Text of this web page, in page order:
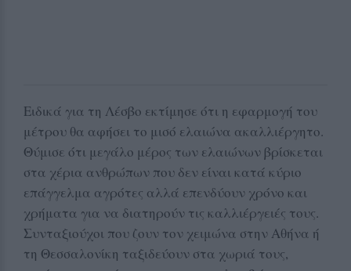
Ειδικά για τη Λέσβο εκτίμησε ότι η εφαρμογή του
μέτρου θα αφήσει το μισό ελαιώνα ακαλλιέργητο.
Θύμισε ότι μεγάλο μέρος των ελαιώνων βρίσκεται
στα χέρια ανθρώπων που δεν είναι κατά κύριο
επάγγελμα αγρότες αλλά επενδύουν χρόνο και
χρήματα για να διατηρούν τις καλλιέργειές τους.
Συνταξιούχοι που ζουν τον χειμώνα στην Αθήνα ή
τη Θεσσαλονίκη ταξιδεύουν στα χωριά τους,